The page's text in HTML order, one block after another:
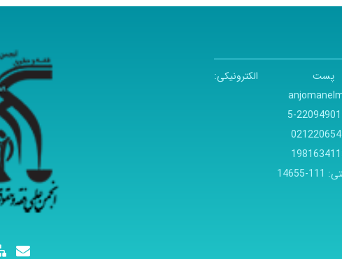
پست الکترونیکی:
111-14655